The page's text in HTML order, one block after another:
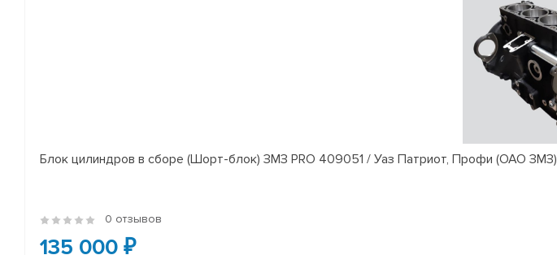
Блок цилиндров в сборе (Шорт-блок) ЗМЗ PRO 409051 / Уаз Патриот, Профи (ОАО ЗМЗ)
0 отзывов
135 000 ₽